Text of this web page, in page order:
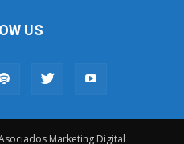
US
Marketing Digital